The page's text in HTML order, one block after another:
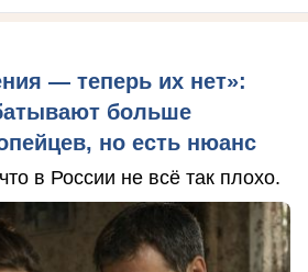
— теперь их нет»:
больше
но есть нюанс
в России не всё так плохо.